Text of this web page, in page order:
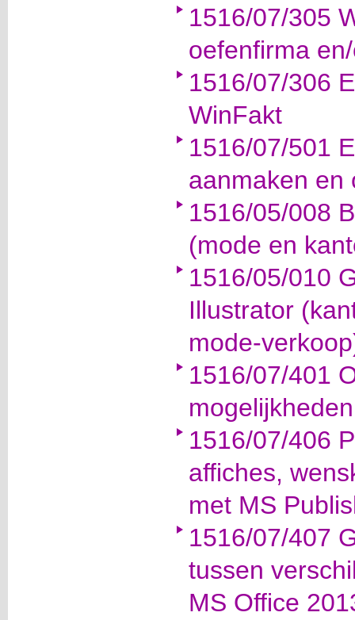
1516/07/305
oefenfirma
1516/07/306
WinFakt
1516/07/501
aanmaken en
1516/05/008
(mode en
1516/05/010
Illustrator
mode-
1516/07/401
1516/07/406
affiches,
met MS
1516/07/407
tussen
MS Office